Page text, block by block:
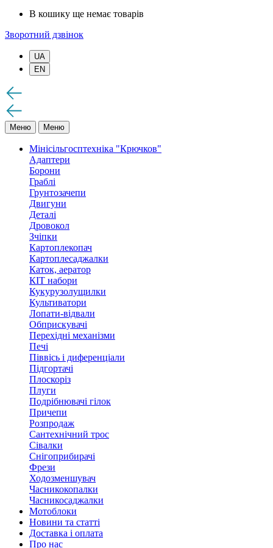
В кошику ще немає товарів
Зворотний дзвінок
UA
EN
Меню Меню
Мінісільгосптехніка "Крючков"
Адаптери
Борони
Граблі
Грунтозачепи
Двигуни
Деталі
Дровокол
Зчіпки
Картоплекопач
Картоплесаджалки
Каток, аератор
КІТ набори
Кукурузолущилки
Культиватори
Лопати-відвали
Обприскувачі
Перехідні механізми
Печі
Піввісь і диференціали
Підгортачі
Плоскоріз
Плуги
Подрібнювачі гілок
Причепи
Розпродаж
Сантехнічний трос
Сівалки
Снігоприбирачі
Фрези
Ходозменшувач
Часникокопалки
Часникосаджалки
Мотоблоки
Новини та статті
Доставка і оплата
Про нас